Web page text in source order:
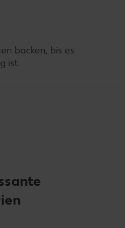
backen, bis es
ist.